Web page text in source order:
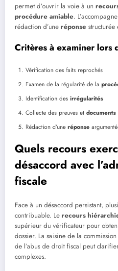
permet d’ouvrir la voie à un
procédure amiable.
rédaction d’une réponse structurée
Critères à examiner lors
Vérification des faits reprochés
Examen de la régularité de la
Identification des irrégularités
Collecte des preuves et documents
Rédaction d’une réponse
Quels recours
désaccord avec
fiscale
Face à un désaccord persistant,
contribuable. Le recours
supérieur du vérificateur pour
dossier. La saisine de la
de l’abus de droit fiscal peut
complexes.